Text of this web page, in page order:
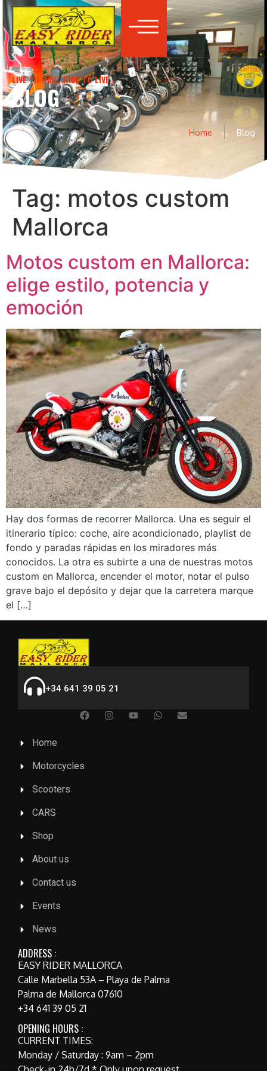
LIVE TO RIDE, RIDE TO LIVE
BLOG
Home Blog
Tag: motos custom
Mallorca
Motos custom en Mallorca:
elige estilo, potencia y
emoción
Hay dos formas de recorrer Mallorca. Una es seguir el
itinerario típico: coche, aire acondicionado, playlist de
fondo y paradas rápidas en los miradores más
conocidos. La otra es subirte a una de nuestras motos
custom en Mallorca, encender el motor, notar el pulso
grave bajo el depósito y dejar que la carretera marque
el […]
+34 641 39 05 21
Home
Motorcycles
Scooters
CARS
Shop
About us
Contact us
Events
News
ADDRESS :
EASY RIDER MALLORCA
Calle Marbella 53A – Playa de Palma
Palma de Mallorca 07610
+34 641 39 05 21
OPENING HOURS :
CURRENT TIMES:
Monday / Saturday : 9am – 2pm